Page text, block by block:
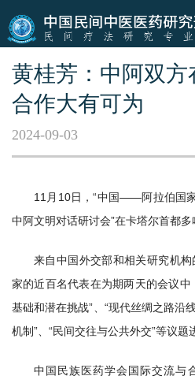
黄桂芳：中阿双方
合作大有可为
2024-09-03
11月10日，“中国——阿拉伯国
中阿文明对话研讨会”在卡塔尔首都多
来自中国外交部和相关研究机
家的近百名代表在为期两天的会议中
基础和潜在挑战”、“现代丝绸之路沿
机制”、“民间交往与公共外交”等议题
中国民族医药学会国际交流与